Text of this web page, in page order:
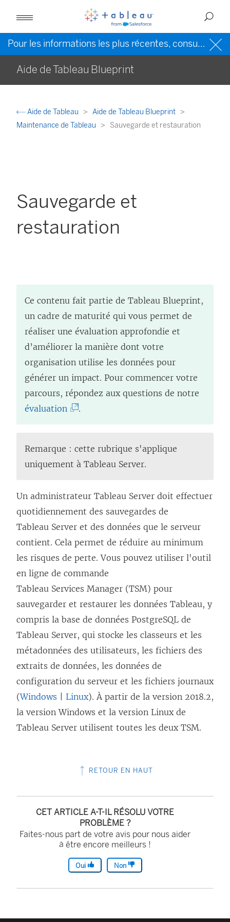
Pour les informations les plus récentes, consultez l’
Aide de Tableau Blueprint
Aide de Tableau
Aide de Tableau Blueprint
Maintenance de Tableau
Sauvegarde et restauration
Sauvegarde et
restauration
Ce contenu fait partie de Tableau Blueprint,
un cadre de maturité qui vous permet de
réaliser une évaluation approfondie et
d’améliorer la manière dont votre
organisation utilise les données pour
générer un impact. Pour commencer votre
parcours, répondez aux questions de notre
évaluation
i
n
s
’
o
u
v
r
e
d
a
n
s
u
n
e
n
e
l
e
f
e
n
t
.
Remarque : cette rubrique s'applique
uniquement à Tableau Server.
Un administrateur Tableau Server doit effectuer
quotidiennement des sauvegardes de
Tableau Server et des données que le serveur
contient. Cela permet de réduire au minimum
les risques de perte. Vous pouvez utiliser l'outil
en ligne de commande
Tableau Services Manager (TSM) pour
sauvegarder et restaurer les données Tableau, y
compris la base de données PostgreSQL de
Tableau Server, qui stocke les classeurs et les
métadonnées des utilisateurs, les fichiers des
extraits de données, les données de
configuration du serveur et les fichiers journaux
(Windows Linux). À partir de la version 2018.2,
la version Windows et la version Linux de
Tableau Server utilisent toutes les deux TSM.
RETOUR EN HAUT
CET ARTICLE A-T-IL RÉSOLU VOTRE
PROBLÈME ?
Faites-nous part de votre avis pour nous aider
à être encore meilleurs !
Oui Non